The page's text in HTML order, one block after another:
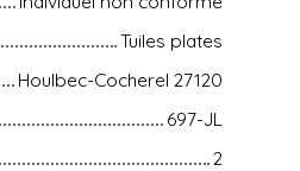
Tuiles plates
Houlbec-Cocherel 27120
697-JL
2